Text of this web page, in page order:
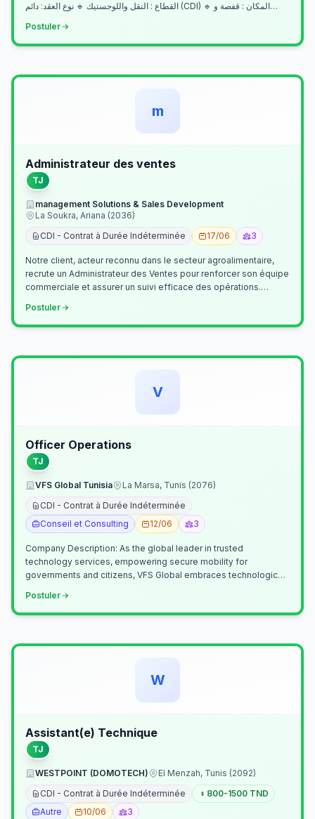
القطاع : النقل واللوجستيك 🔹 نوع العقد: دائم (CDI) 🔹 المكان : قفصة و…
Postuler
m
Administrateur des ventes
TJ
management Solutions & Sales Development
La Soukra, Ariana (2036)
CDI - Contrat à Durée Indéterminée
17/06 3
Notre client, acteur reconnu dans le secteur agroalimentaire,
recrute un Administrateur des Ventes pour renforcer son équipe
commerciale et assurer un suivi efficace des opérations.
Postuler
V
Officer Operations
TJ
VFS Global Tunisia
La Marsa, Tunis (2076)
CDI - Contrat à Durée Indéterminée
Conseil et Consulting
12/06 3
Company Description: As the global leader in trusted
technology services, empowering secure mobility for
governments and citizens, VFS Global embraces technological
Postuler
W
Assistant(e) Technique
TJ
WESTPOINT (DOMOTECH)
El Menzah, Tunis (2092)
CDI - Contrat à Durée Indéterminée
800-1500 TND
Autre
10/06 3